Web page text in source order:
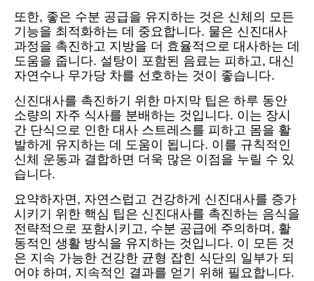
또한, 좋은 수분 공급을 유지하는 것은 신체의 모든
기능을 최적화하는 데 중요합니다. 물은 신진대사
과정을 촉진하고 지방을 더 효율적으로 대사하는 데
도움을 줍니다. 설탕이 포함된 음료는 피하고, 대신
자연수나 무가당 차를 선호하는 것이 좋습니다.
신진대사를 촉진하기 위한 마지막 팁은 하루 동안
소량의 자주 식사를 분배하는 것입니다. 이는 장시
간 단식으로 인한 대사 스트레스를 피하고 몸을 활
발하게 유지하는 데 도움이 됩니다. 이를 규칙적인
신체 운동과 결합하면 더욱 많은 이점을 누릴 수 있
습니다.
요약하자면, 자연스럽고 건강하게 신진대사를 증가
시키기 위한 핵심 팁은 신진대사를 촉진하는 음식을
전략적으로 포함시키고, 수분 공급에 주의하며, 활
동적인 생활 방식을 유지하는 것입니다. 이 모든 것
은 지속 가능한 건강한 균형 잡힌 식단의 일부가 되
어야 하며, 지속적인 결과를 얻기 위해 필요합니다.